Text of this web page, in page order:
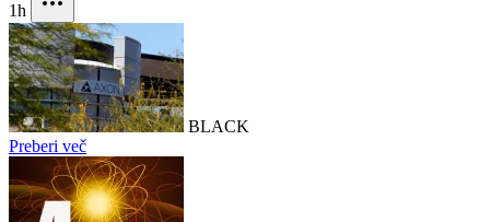
1h
BLACK
Preberi več